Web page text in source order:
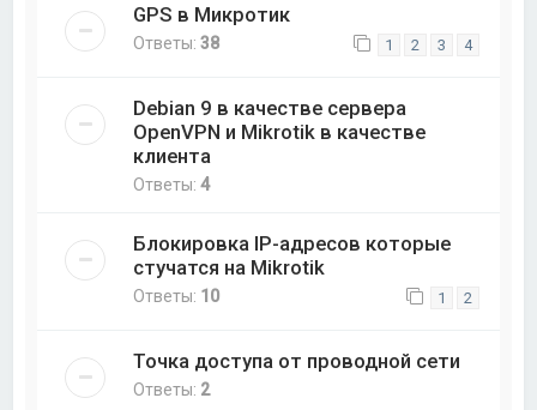
GPS в Микротик
Ответы:38 1 2 3 4
Debian 9 в качестве сервера
OpenVPN и Mikrotik в качестве
клиента
Ответы:4
Блокировка IP-адресов которые
стучатся на Mikrotik
Ответы: 10 1 2
Точка доступа от проводной сети
Ответы: 2